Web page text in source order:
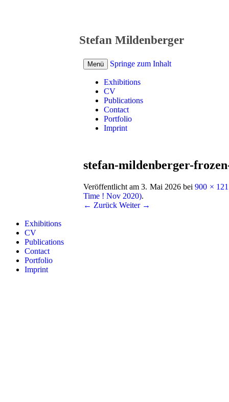
Stefan Mildenberger
Menü Springe zum Inhalt
Exhibitions
CV
Publications
Contact
Portfolio
Imprint
stefan-mildenberger-
Veröffentlicht am3. Mai 2026bei900 ×
Time ! Nov 2020).
← Zurück Weiter →
Exhibitions
CV
Publications
Contact
Portfolio
Imprint